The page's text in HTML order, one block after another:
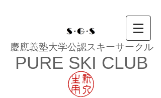
慶應義塾大学公認スキーサークル
PURE SKI CLUB